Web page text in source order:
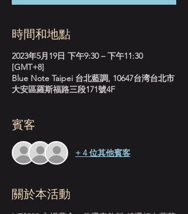
時間和地點
2023年5月19日 下午9:30 – 下午11:30
[GMT+8]
Blue Note Taipei 台北藍調, 10647台湾台北市
大安區羅斯福路三段171號4F
賓客
+ 4 位其他賓客
關於本活動